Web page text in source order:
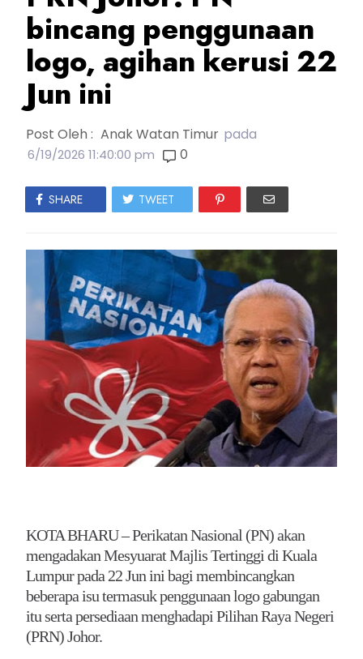
bincang penggunaan
logo, agihan kerusi 22
Jun ini
Post Oleh : Anak Watan Timur pada
6/19/2026 11:40:00 pm 0
SHARE TWEET
KOTA BHARU – Perikatan Nasional (PN) akan
mengadakan Mesyuarat Majlis Tertinggi di Kuala
Lumpur pada 22 Jun ini bagi membincangkan
beberapa isu termasuk penggunaan logo gabungan
itu serta persediaan menghadapi Pilihan Raya Negeri
(PRN) Johor.